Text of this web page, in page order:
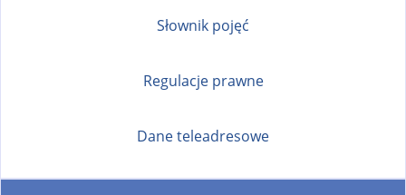
Słownik pojęć
Regulacje prawne
Dane teleadresowe